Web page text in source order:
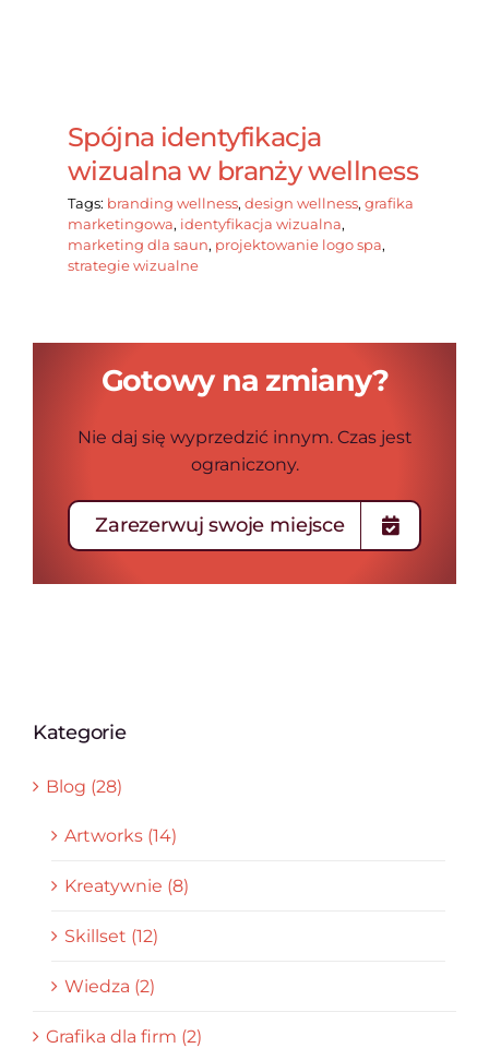
Spójna identyfikacja
wizualna w branży wellness
Tags: branding wellness, design wellness, grafika
marketingowa, identyfikacja wizualna,
marketing dla saun, projektowanie logo spa,
strategie wizualne
Gotowy na zmiany?
Nie daj się wyprzedzić innym. Czas jest
ograniczony.
Zarezerwuj swoje miejsce
Kategorie
Blog (28)
Artworks (14)
Kreatywnie (8)
Skillset (12)
Wiedza (2)
Grafika dla firm (2)